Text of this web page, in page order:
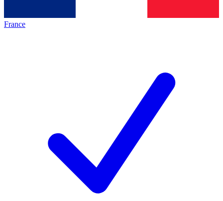
France